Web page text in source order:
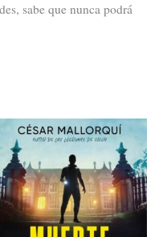
sabe que nunca podrá